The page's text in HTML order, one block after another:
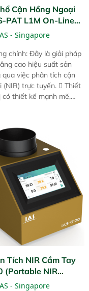
Cận Hồng Ngoại
PAT L1M On-Line
- Singapore
chính: Đây là giải pháp
cao hiệu suất sản
việc phân tích cận
(NIR) trực tuyến.  Thiết
có thiết kế mạnh mẽ,
hỗ trợ tản nhiệt tăng
qua kiểm tra áp suất
 Cam kết: Mang lại
dõi thông số theo
và trực quan hóa dữ
chỉ số ROI cho doanh
Tích NIR Cầm Tay
(Portable NIR
- Singapore